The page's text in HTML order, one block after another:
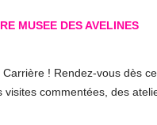
! Rendez-vous dès
commentées, des